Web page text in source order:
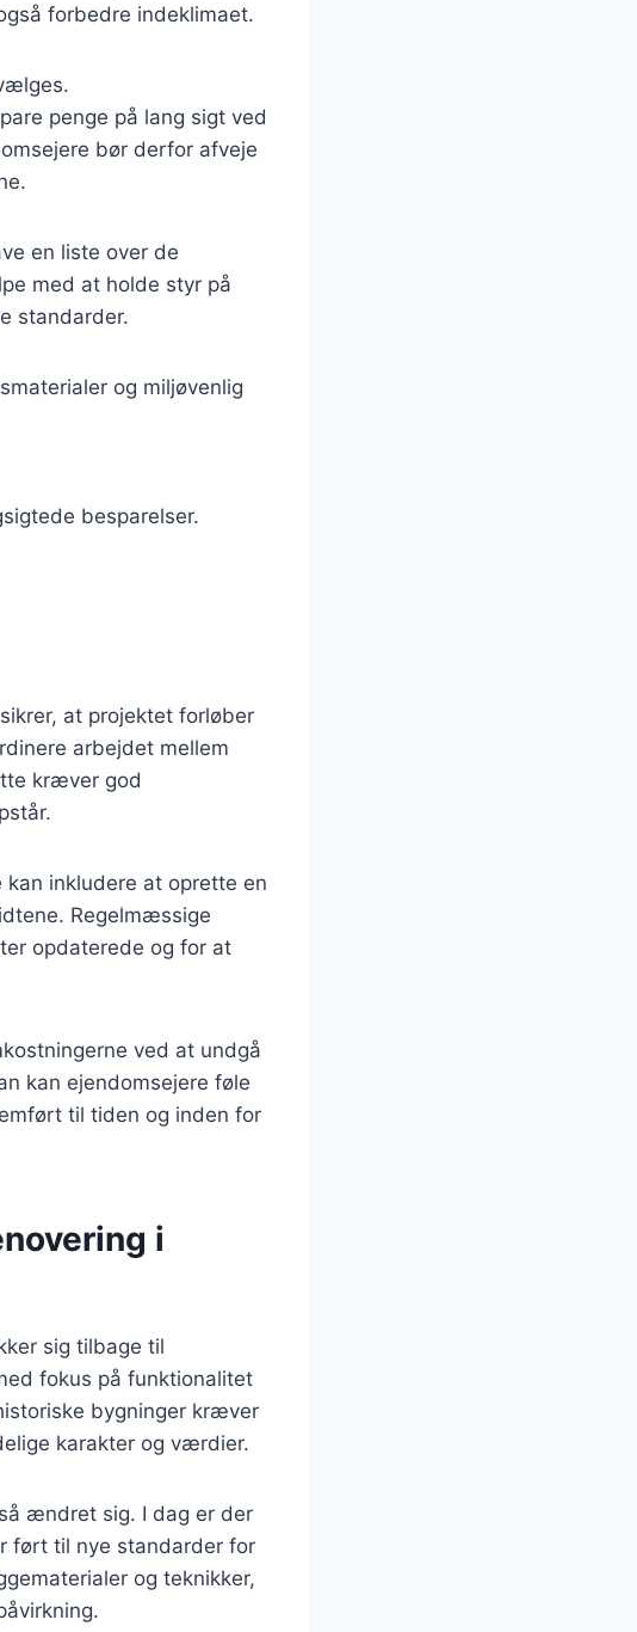
forbedre indeklimaet.
penge på lang sigt ved
bør derfor afveje
en liste over de
med at holde styr på
standarder.
og miljøvenlig
besparelser.
at projektet forløber
arbejdet mellem
kræver god
inkludere at oprette en
Regelmæssige
opdaterede og for at
ved at undgå
kan ejendomsejere føle
til tiden og inden for
i
sig tilbage til
fokus på funktionalitet
bygninger kræver
karakter og værdier.
ændret sig. I dag er der
ført til nye standarder for
og teknikker,